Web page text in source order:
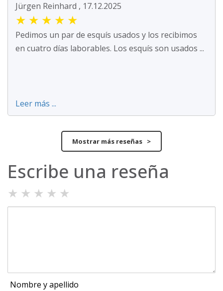
Jürgen Reinhard , 17.12.2025
★ ★ ★ ★ ★
Pedimos un par de esquís usados y los recibimos
en cuatro días laborables. Los esquís son usados ...
Leer más ...
Mostrar más reseñas >
Escribe una reseña
★ ★ ★ ★ ★
Nombre y apellido